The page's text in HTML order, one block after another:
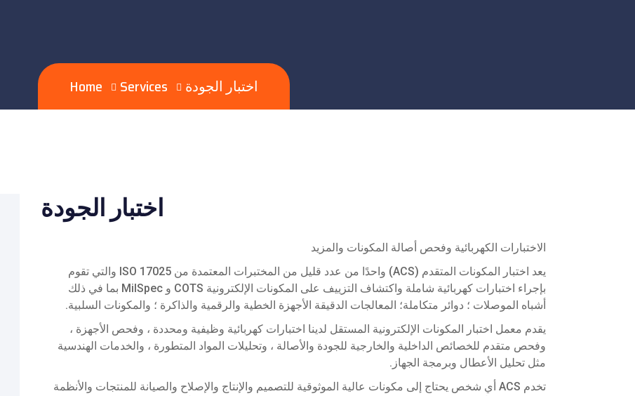
Home Services اختبار الجودة
اختبار الجودة
الاختبارات الكهربائية وفحص أصالة المكونات والمزيد
يعد اختبار المكونات المتقدم (ACS) واحدًا من عدد قليل من المختبرات المعتمدة من ISO 17025 والتي تقوم
بإجراء اختبارات كهربائية شاملة واكتشاف التزييف على المكونات الإلكترونية COTS و MilSpec بما في ذلك
أشباه الموصلات ؛ دوائر متكاملة؛ المعالجات الدقيقة الأجهزة الخطية والرقمية والذاكرة ؛ والمكونات السلبية.
يقدم معمل اختبار المكونات الإلكترونية المستقل لدينا اختبارات كهربائية وظيفية ومحددة ، وفحص الأجهزة ،
وفحص متقدم للخصائص الداخلية والخارجية للجودة والأصالة ، وتحليلات المواد المتطورة ، والخدمات الهندسية
مثل تحليل الأعطال وبرمجة الجهاز.
تخدم ACS أي شخص يحتاج إلى مكونات عالية الموثوقية للتصميم والإنتاج والإصلاح والصيانة للمنتجات والأنظمة